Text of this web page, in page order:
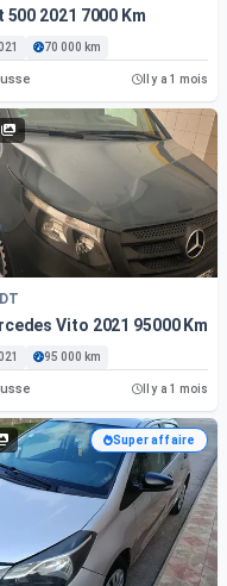
500 2021 7000 Km
70 000 km
Il y a 1 mois
2010 – Boite Auto -...
DT
Vito 2021 95000 Km
95 000 km
Il y a 1 mois
Super affaire